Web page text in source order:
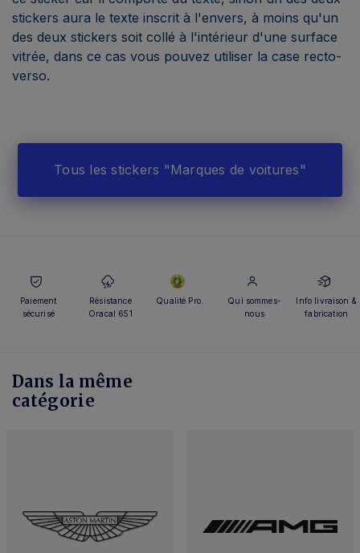
stickers aura le texte inscrit à l'envers, à moins qu'un
des deux stickers soit collé à l'intérieur d'une surface
vitrée, dans ce cas vous pouvez utiliser la case recto-
verso.
Tous les stickers "Marques de voitures"
Paiement
sécurisé
Résistance
Oracal 651
Qualité Pro.
Qui sommes-
nous
Info livraison &
fabrication
Dans la même
catégorie